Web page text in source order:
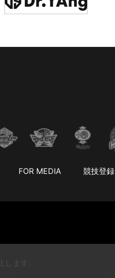
FOR MEDIA 競技登録
ます。